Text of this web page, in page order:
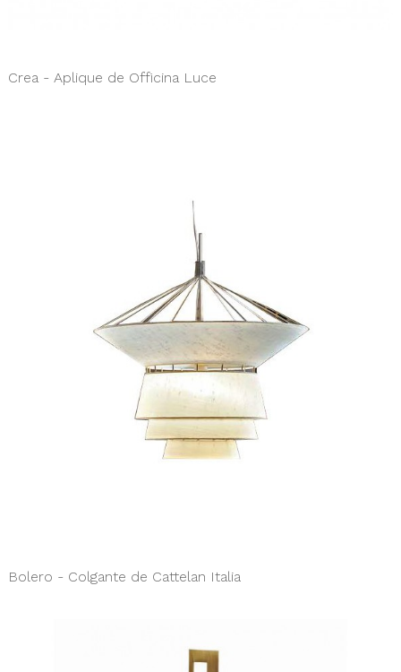
Crea - Aplique de Officina Luce
Bolero - Colgante de Cattelan Italia